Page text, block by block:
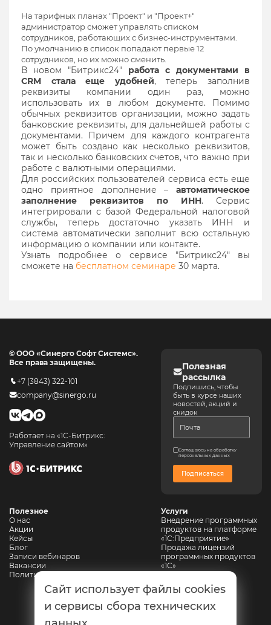
На тарифных планах "Проект" и "Проект+"
администратор сможет управлять списком
сотрудников, работающих с бизнес-инструментами.
По умолчанию в список попадают первые 12
сотрудников, но их можно сменить.
В новом "Битрикс24" работа с документами в
CRM стала еще удобней, теперь заполнив
реквизиты компании один раз, можно
использовать их в любом документе. Помимо
обычных реквизитов организации, можно задать
банковские реквизиты, для дальнейшей работы с
документами. Причем для каждого контрагента
может быть создано как несколько реквизитов,
так и несколько банковских счетов, что важно при
работе с валютными операциями.
Для российских пользователей сервиса есть еще
одно приятное дополнение – автоматическое
заполнение реквизитов по ИНН. Сервис
интегрировали с базой Федеральной налоговой
службы, теперь достаточно указать ИНН и
система автоматически заполнит всю остальную
информацию о компании или контакте.
Узнать подробнее о сервисе "Битрикс24" вы
сможете на бесплатном семинаре 30 марта.
© ООО «Синерго Софт Системс».
Все права защищены.
+7 (3843) 322-101
company@sinergo.ru
Работает на «1С-Битрикс:
Управление сайтом»
Полезная
рассылка
Подпишись, чтобы
быть в курсе наших
новостей, акций и
скидок
Соглашаюсь на обработку
персональных данных
Подписаться
Полезное
О нас
Акции
Кейсы
Блог
Записи вебинаров
Вакансии
Политика конфиденциальности
Услуги
Внедрение программных
продуктов на платформе
«1С:Предприятие»
Продажа лицензий
программных продуктов
«1С»
Сопровождение 1С
Автоматизация
горнодобывающих
предприятий
Автоматизация
Сайт использует файлы cookies
и сервисы сбора технических